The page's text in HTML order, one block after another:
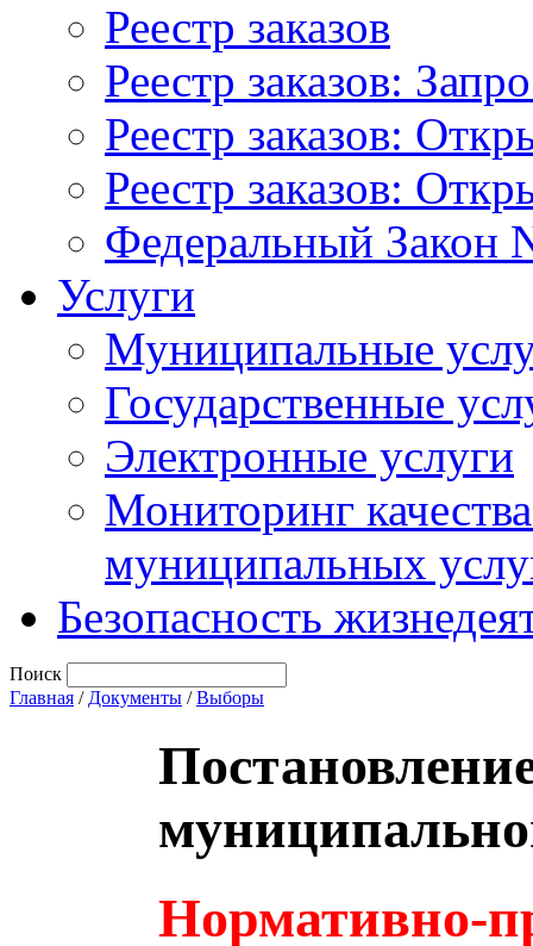
Реестр заказов
Реестр заказов:
Реестр заказов:
Реестр заказов:
Федеральный Закон
Услуги
Муниципальные
Государственные
Электронные услуги
Мониторинг
муниципальных
Безопасность
Поиск
Главная / Документы /Выборы
Нормативно-